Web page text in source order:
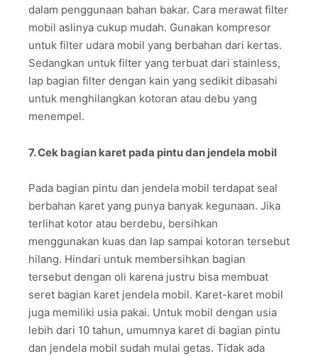
dalam penggunaan bahan bakar. Cara merawat filter
mobil aslinya cukup mudah. Gunakan kompresor
untuk filter udara mobil yang berbahan dari kertas.
Sedangkan untuk filter yang terbuat dari stainless,
lap bagian filter dengan kain yang sedikit dibasahi
untuk menghilangkan kotoran atau debu yang
menempel.
7. Cek bagian karet pada pintu dan jendela mobil
Pada bagian pintu dan jendela mobil terdapat seal
berbahan karet yang punya banyak kegunaan. Jika
terlihat kotor atau berdebu, bersihkan
menggunakan kuas dan lap sampai kotoran tersebut
hilang. Hindari untuk membersihkan bagian
tersebut dengan oli karena justru bisa membuat
seret bagian karet jendela mobil. Karet-karet mobil
juga memiliki usia pakai. Untuk mobil dengan usia
lebih dari 10 tahun, umumnya karet di bagian pintu
dan jendela mobil sudah mulai getas. Tidak ada